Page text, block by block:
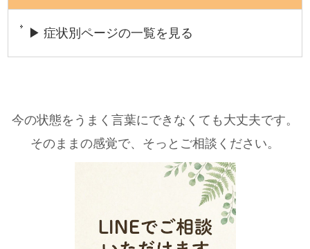
▶ 症状別ページの一覧を見る
今の状態をうまく言葉にできなくても大丈夫です。
そのままの感覚で、そっとご相談ください。